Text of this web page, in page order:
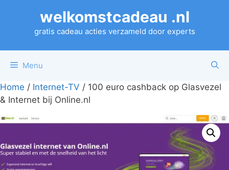
welkomstcadeau .nl
gratis cadeau acties verzameld door experts
Menu
Home / Internet-TV / 100 euro cashback op Glasvezel
& Internet bij Online.nl